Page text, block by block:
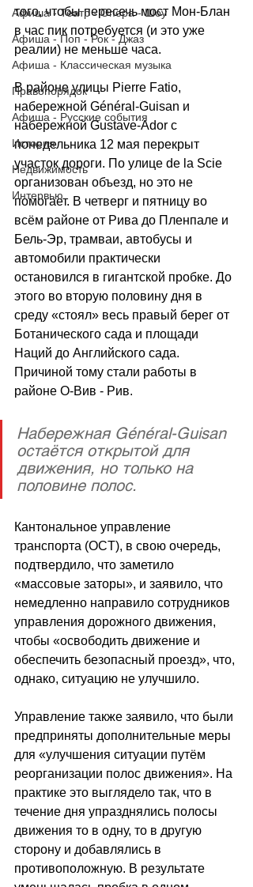
Афиша - Театр - Опера - Шоу
Афиша - Поп - Рок - Джаз
Афиша - Классическая музыка
Правопорядок
Афиша - Русские события
История
Недвижимость
Интервью
того, чтобы пересечь мост Мон-Блан
в час пик потребуется (и это уже
реалии) не меньше часа.
В районе улицы Pierre Fatio,
набережной Général-Guisan и
набережной Gustave-Ador с
понедельника 12 мая перекрыт
участок дороги. По улице de la Scie
организован объезд, но это не
помогает. В четверг и пятницу во
всём районе от Рива до Пленпале и
Бель-Эр, трамваи, автобусы и
автомобили практически
остановился в гигантской пробке. До
этого во вторую половину дня в
среду «стоял» весь правый берег от
Ботанического сада и площади
Наций до Английского сада.
Причиной тому стали работы в
районе О-Вив - Рив.
Набережная Général-Guisan
остаётся открытой для
движения, но только на
половине полос.
Кантональное управление
транспорта (OCT), в свою очередь,
подтвердило, что заметило
«массовые заторы», и заявило, что
немедленно направило сотрудников
управления дорожного движения,
чтобы «освободить движение и
обеспечить безопасный проезд», что,
однако, ситуацию не улучшило.
Управление также заявило, что были
предприняты дополнительные меры
для «улучшения ситуации путём
реорганизации полос движения». На
практике это выглядело так, что в
течение дня упразднялись полосы
движения то в одну, то в другую
сторону и добавлялись в
противоположную. В результате